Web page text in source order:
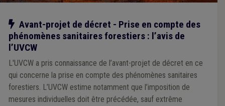
Notre action
Avant-projet de décret - Prise en compte des
phénomènes sanitaires forestiers : l’avis de
l’UVCW
L'UVCW a pris connaissance de l’avant-projet de décret en ce
qui concerne la prise en compte des phénomènes sanitaires
forestiers. L’UVCW estime notamment que l’imposition de
mesures individuelles doit être précédée, sauf extrême